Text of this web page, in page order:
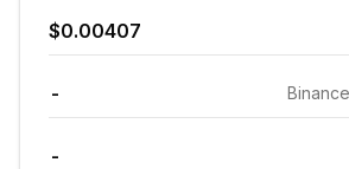
$0.00407
-
-